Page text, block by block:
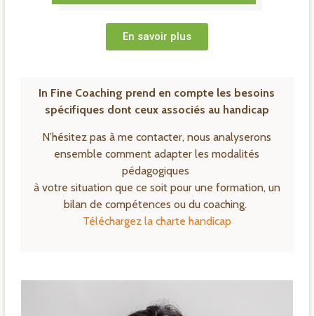
En savoir plus
In Fine Coaching prend en compte les besoins
spécifiques dont ceux associés au handicap
N’hésitez pas à me contacter, nous analyserons
ensemble comment adapter les modalités
pédagogiques
à votre situation que ce soit pour une formation, un
bilan de compétences ou du coaching.
Téléchargez la charte handicap